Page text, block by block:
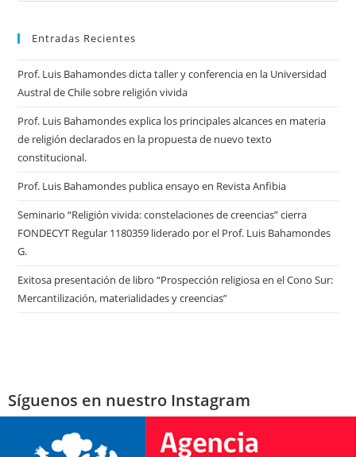
Entradas Recientes
Prof. Luis Bahamondes dicta taller y conferencia en la Universidad
Austral de Chile sobre religión vivida
Prof. Luis Bahamondes explica los principales alcances en materia
de religión declarados en la propuesta de nuevo texto
constitucional.
Prof. Luis Bahamondes publica ensayo en Revista Anfibia
Seminario “Religión vivida: constelaciones de creencias” cierra
FONDECYT Regular 1180359 liderado por el Prof. Luis Bahamondes
G.
Exitosa presentación de libro “Prospección religiosa en el Cono Sur:
Mercantilización, materialidades y creencias”
Síguenos en nuestro Instagram